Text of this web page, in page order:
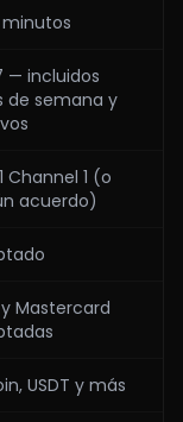
minutos
— incluidos
de semana y
Channel 1 (o
acuerdo)
Mastercard
USDT y más